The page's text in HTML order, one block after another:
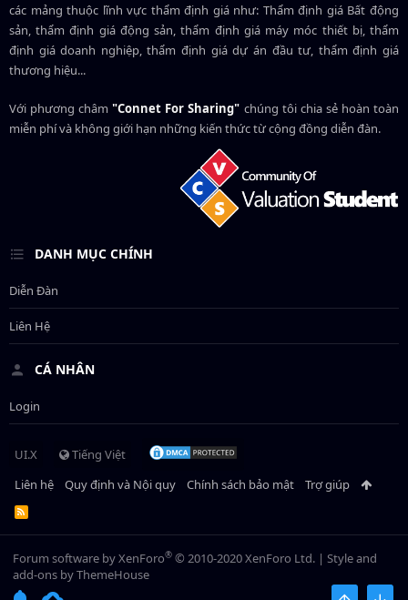
các mảng thuộc lĩnh vực thẩm định giá như: Thẩm định giá Bất động
sản, thẩm định giá động sản, thẩm định giá máy móc thiết bị, thẩm
định giá doanh nghiệp, thẩm định giá dự án đầu tư, thẩm định giá
thương hiệu...
Với phương châm"Connet For Sharing" chúng tôi chia sẻ hoàn toàn
miễn phí và không giới hạn những kiến thức từ cộng đồng diễn đàn.
DANH MỤC CHÍNH
Diễn Đàn
Liên Hệ
CÁ NHÂN
Login
UI.X
Tiếng Việt
Liên hệ
Quy định và Nội quy Chính sách bảo mật Trợ giúp
R
S
Forum software by XenForo® © 2010-2020 XenForo Ltd. | Style and
add-ons by ThemeHouse